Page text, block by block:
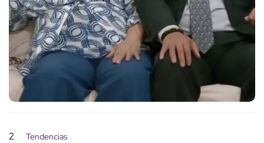
2 Tendencias